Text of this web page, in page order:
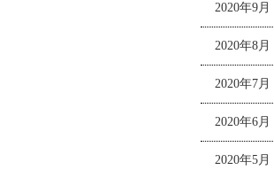
2020年9月
2020年8月
2020年7月
2020年6月
2020年5月